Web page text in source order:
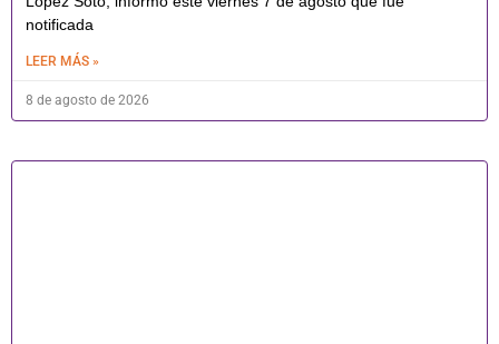
notificada
LEER MÁS »
8 de agosto de 2026